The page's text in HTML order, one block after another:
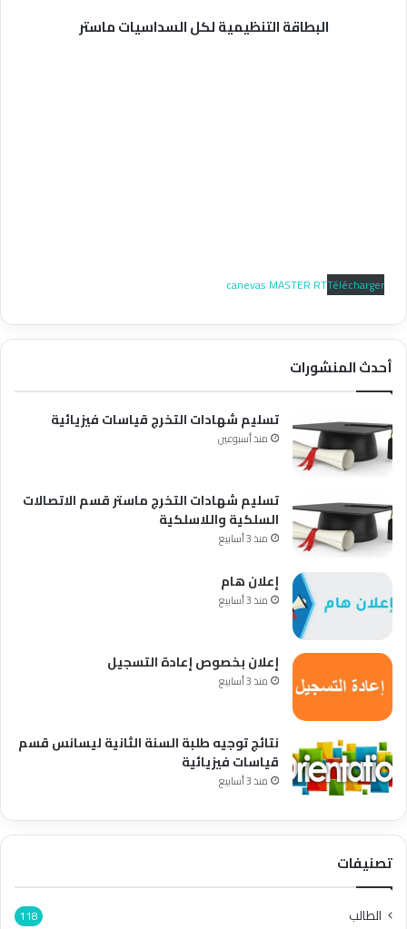
البطاقة التنظيمية لكل السداسيات ماستر
canevas MASTER RTTélécharger
أحدث المنشورات
تسليم شهادات التخرج قياسات فيزيائية
منذ أسبوعين
تسليم شهادات التخرج ماستر قسم الاتصالات
السلكية واللاسلكية
منذ 3 أسابيع
إعلان هام
منذ 3 أسابيع
إعلان بخصوص إعادة التسجيل
منذ 3 أسابيع
نتائج توجيه طلبة السنة الثانية ليسانس قسم
قياسات فيزيائية
منذ 3 أسابيع
تصنيفات
الطالب 118